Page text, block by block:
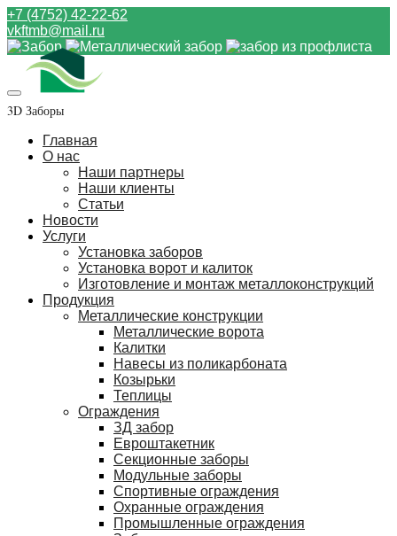
+7 (4752) 42-22-62
vkftmb@mail.ru
3D Заборы
Главная
О нас
Наши партнеры
Наши клиенты
Статьи
Новости
Услуги
Установка заборов
Установка ворот и калиток
Изготовление и монтаж металлоконструкций
Продукция
Металлические конструкции
Металлические ворота
Калитки
Навесы из поликарбоната
Козырьки
Теплицы
Ограждения
ЗД забор
Евроштакетник
Секционные заборы
Модульные заборы
Спортивные ограждения
Охранные ограждения
Промышленные ограждения